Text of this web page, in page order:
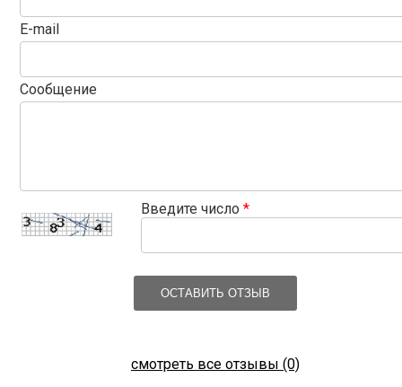
E-mail
Сообщение
Введите число *
ОСТАВИТЬ ОТЗЫВ
смотреть все отзывы (0)